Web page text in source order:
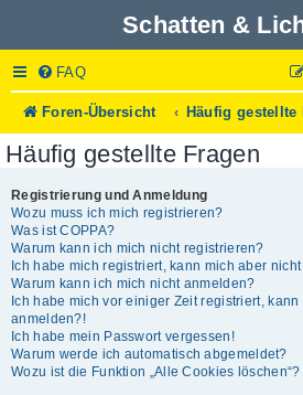
Schatten &
FAQ
Foren-Übersicht Häufig gestellte
Häufig gestellte Fragen
Registrierung und Anmeldung
Wozu muss ich mich registrieren?
Was ist COPPA?
Warum kann ich mich nicht registrieren?
Ich habe mich registriert, kann mich aber
Warum kann ich mich nicht anmelden?
Ich habe mich vor einiger Zeit registriert,
anmelden?!
Ich habe mein Passwort vergessen!
Warum werde ich automatisch abgemeldet?
Wozu ist die Funktion „Alle Cookies löschen“?